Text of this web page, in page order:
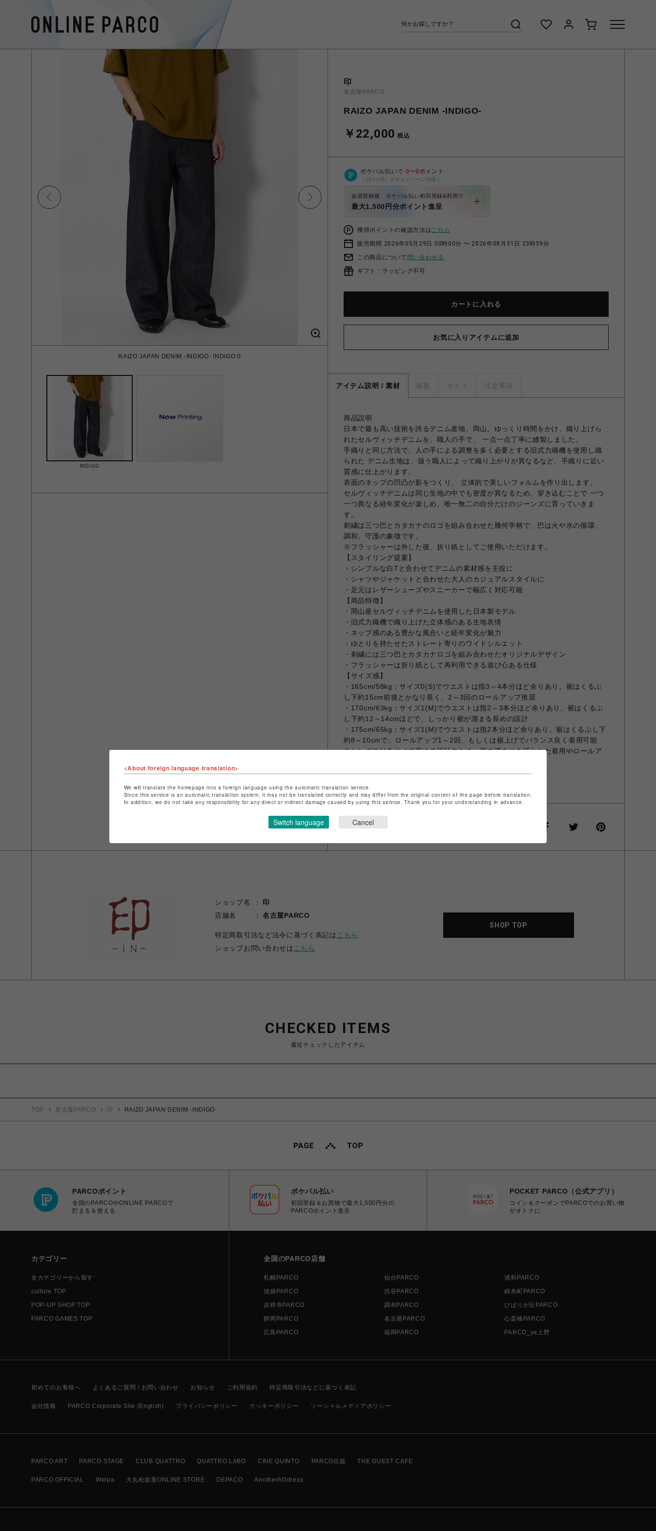
RAIZO JAPAN DENIM -INDIGO- INDIGO 0
INDIGO
印
名古屋PARCO
RAIZO JAPAN DENIM -INDIGO-
￥22,000 税込
ポケパル払いで 0〜0ポイント
（1P=1円）※キャンペーン分除く
会員登録後、ポケパル払い初回登録&利用で
最大1,500円分ポイント進呈
獲得ポイントの確認方法はこちら
販売期間 2026年05月29日 00時00分 〜 2026年08月31日 23時59分
この商品について 問い合わせる
ギフト：ラッピング不可
カートに入れる
お気に入りアイテムに追加
アイテム説明 / 素材 概要 サイズ 注意事項
商品説明
日本で最も高い技術を誇るデニム産地、岡山。ゆっくり時間をかけ、織り上げら
れたセルヴィッチデニムを、職人の手で、 一点一点丁寧に縫製しました。
手織りと同じ方法で、人の手による調整を多く必要とする旧式力織機を使用し織
られた デニム生地は、扱う職人によって織り上がりが異なるなど、手織りに近い
質感に仕上がります。
表面のネップの凹凸が影をつくり、 立体的で美しいフォルムを作り出します。
セルヴィッチデニムは同じ生地の中でも密度が異なるため、穿き込むことで 一つ
一つ異なる経年変化が楽しめ、唯一無二の自分だけのジーンズに育っていきま
す。
刺繍は三つ巴とカタカナのロゴを組み合わせた幾何学柄で、巴は火や水の循環、
調和、守護の象徴です。
※フラッシャーは外した後、折り紙としてご使用いただけます。
【スタイリング提案】
・シンプルな白Tと合わせてデニムの素材感を主役に
・シャツやジャケットと合わせた大人のカジュアルスタイルに
・足元はレザーシューズやスニーカーで幅広く対応可能
【商品特徴】
・岡山産セルヴィッチデニムを使用した日本製モデル
・旧式力織機で織り上げた立体感のある生地表情
・ネップ感のある豊かな風合いと経年変化が魅力
・ゆとりを持たせたストレート寄りのワイドシルエット
・刺繍には三つ巴とカタカナロゴを組み合わせたオリジナルデザイン
・フラッシャーは折り紙として再利用できる遊び心ある仕様
【サイズ感】
・165cm/58kg：サイズ0(S)でウエストは指3～4本分ほど余りあり。裾はくるぶ
し下約15cm前後とかなり長く、2～3回のロールアップ推奨
・170cm/63kg：サイズ1(M)でウエストは指2～3本分ほど余りあり。裾はくるぶ
し下約12～14cmほどで、しっかり裾が溜まる長めの設計
・175cm/65kg：サイズ1(M)でウエストは指2本分ほど余りあり。裾はくるぶし下
約8～10cmで、ロールアップ1～2回、もしくは裾上げでバランス良く着用可能
※レングスは全サイズ長めの設計のため、裾の溜まりを活かした着用やロールア
※商品実物と画面上では、多少色味が異なる場合がございます。
シェアする
ショップ名
印
店舗名
名古屋PARCO
特定商取引法など法令に基づく表記は こちら
ショップお問い合わせは こちら
SHOP TOP
CHECKED ITEMS
最近チェックしたアイテム
TOP 名古屋PARCO 印 RAIZO JAPAN DENIM -INDIGO-
PARCOポイント
全国のPARCOやONLINE PARCOで
貯まる＆使える
ポケパル払い
初回登録＆お買物で最大1,500円分の
PARCOポイント進呈
POCKET PARCO（公式アプリ）
コイン＆クーポンでPARCOでのお買い物
がオトクに
カテゴリー
全カテゴリーから探す
culture TOP
POP-UP SHOP TOP
PARCO GAMES TOP
全国のPARCO店舗
札幌PARCO 仙台PARCO
浦和PARCO
池袋PARCO
渋谷PARCO
錦糸町PARCO
吉祥寺PARCO
調布PARCO
ひばりが丘PARCO
静岡PARCO
名古屋PARCO
心斎橋PARCO
広島PARCO
福岡PARCO PARCO_ya上野
初めてのお客様へ よくあるご質問 / お問い合わせ お知らせ ご利用規約 特定商取引法などに基づく表記
会社情報 PARCO Corporate Site (English) プライバシーポリシー クッキーポリシー ソーシャルメディアポリシー
PARCO ART PARCO STAGE CLUB QUATTRO QUATTRO LABO CINE QUINTO PARCO出版 THE GUEST CAFE
PARCO OFFICIAL Welpa 大丸松坂屋ONLINE STORE DEPACO AnotherADdress
<About foreign language translation>
We will translate the homepage into a foreign language using the automatic translation service.
Since this service is an automatic translation system, it may not be translated correctly and may differ from the original content of the page before translation.
In addition, we do not take any responsibility for any direct or indirect damage caused by using this service. Thank you for your understanding in advance.
Switch language Cancel